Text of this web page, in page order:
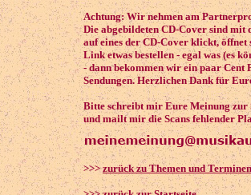
Achtung: Wir nehmen am
Die abgebildeten CD-Cover sind mit
auf eines der CD-Cover klickt,
Link etwas bestellen - egal was (es
- dann bekommen wir ein paar Cent
Sendungen. Herzlichen Dank für
Bitte schreibt mir Eure Meinung zur
und mailt mir die Scans fehlender
>>>zurück zu Themen und Terminen